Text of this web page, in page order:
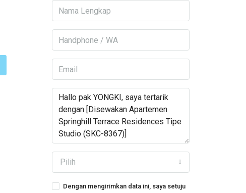
Pilih
Dengan mengirimkan data ini, saya setuju